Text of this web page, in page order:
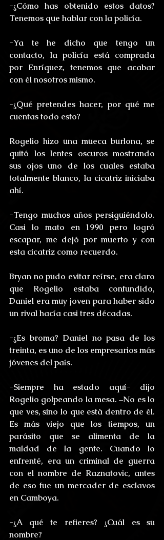
-¿Cómo has obtenido estos datos?
Tenemos que hablar con la policía.
-Ya te he dicho que tengo un
contacto, la policía está comprada
por Enríquez, tenemos que acabar
con él nosotros mismo.
-¿Qué pretendes hacer, por qué me
cuentas todo esto?
Rogelio hizo una mueca burlona, se
quitó los lentes oscuros mostrando
sus ojos uno de los cuales estaba
totalmente blanco, la cicatriz iniciaba
ahí.
-Tengo muchos años persiguiéndolo.
Casi lo mato en 1990 pero logró
escapar, me dejó por muerto y con
esta cicatriz como recuerdo.
Bryan no pudo evitar reírse, era claro
que Rogelio estaba confundido,
Daniel era muy joven para haber sido
un rival hacía casi tres décadas.
-¿Es broma? Daniel no pasa de los
treinta, es uno de los empresarios más
jóvenes del país.
-Siempre ha estado aquí- dijo
Rogelio golpeando la mesa. –No es lo
que ves, sino lo que está dentro de él.
Es más viejo que los tiempos, un
parásito que se alimenta de la
maldad de la gente. Cuando lo
enfrenté, era un criminal de guerra
con el nombre de Raznatovic, antes
de eso fue un mercader de esclavos
en Camboya.
-¿A qué te refieres? ¿Cuál es su
nombre?